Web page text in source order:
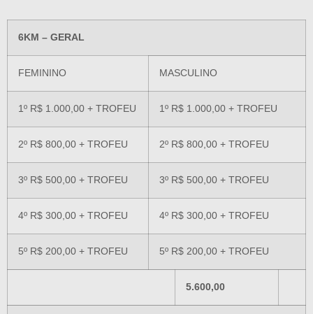
6KM – GERAL
FEMININO MASCULINO
1º R$ 1.000,00 + TROFEU 1º R$ 1.000,00 + TROFEU
2º R$ 800,00 + TROFEU 2º R$ 800,00 + TROFEU
3º R$ 500,00 + TROFEU 3º R$ 500,00 + TROFEU
4º R$ 300,00 + TROFEU 4º R$ 300,00 + TROFEU
5º R$ 200,00 + TROFEU 5º R$ 200,00 + TROFEU
5.600,00